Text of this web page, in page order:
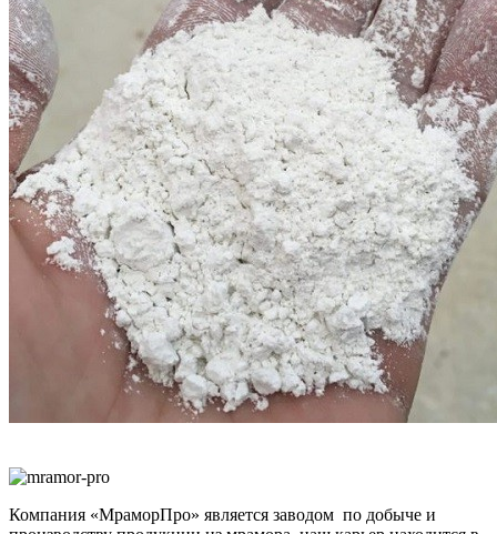
Компания «МраморПро» является заводом по добыче и